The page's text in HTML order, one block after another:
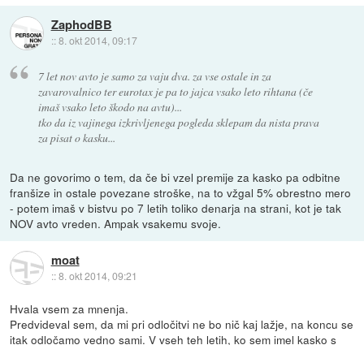
ZaphodBB
::8. okt 2014, 09:17
7 let nov avto je samo za vaju dva. za vse ostale in za
zavarovalnico ter eurotax je pa to jajca vsako leto rihtana (če
imaš vsako leto škodo na avtu)...
tko da iz vajinega izkrivljenega pogleda sklepam da nista prava
za pisat o kasku...
Da ne govorimo o tem, da če bi vzel premije za kasko pa odbitne
franšize in ostale povezane stroške, na to vžgal 5% obrestno mero
- potem imaš v bistvu po 7 letih toliko denarja na strani, kot je tak
NOV avto vreden. Ampak vsakemu svoje.
moat
::8. okt 2014, 09:21
Hvala vsem za mnenja.
Predvideval sem, da mi pri odločitvi ne bo nič kaj lažje, na koncu se
itak odločamo vedno sami. V vseh teh letih, ko sem imel kasko s